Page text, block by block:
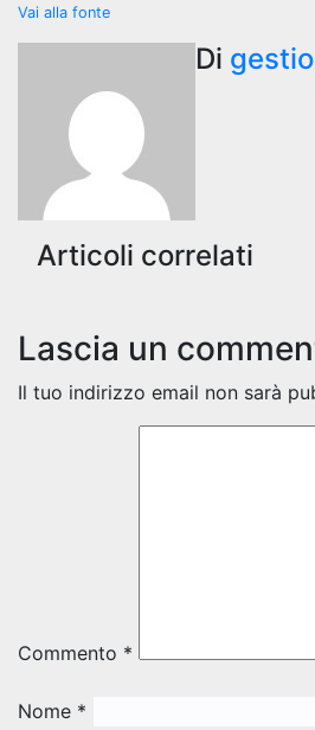
Vai alla fonte
Di
Articoli correlati
Lascia un
Il tuo indirizzo email non sarà
Commento *
Nome *